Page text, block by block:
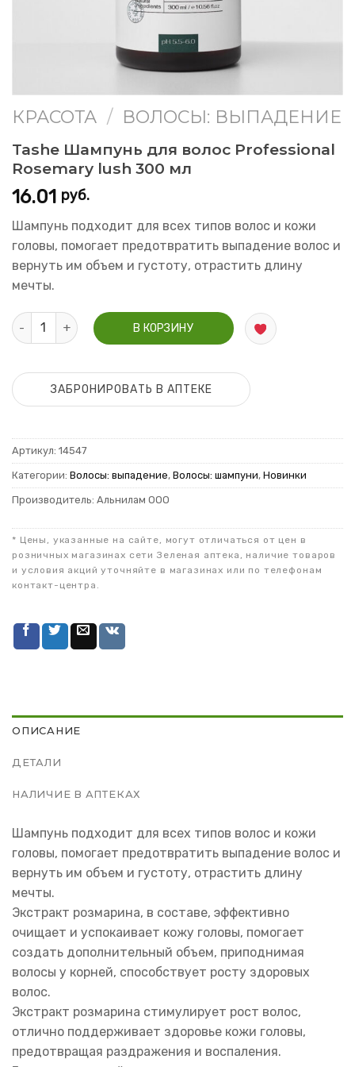
КРАСОТА / ВОЛОСЫ: ВЫПАДЕНИЕ
Tashe Шампунь для волос Professional
Rosemary lush 300 мл
16.01 руб.
Шампунь подходит для всех типов волос и кожи
головы, помогает предотвратить выпадение волос и
вернуть им объем и густоту, отрастить длину
мечты.
Количество Tashe Шампунь для волос Professional Rosemary
В КОРЗИНУ
ЗАБРОНИРОВАТЬ В АПТЕКЕ
Артикул: 14547
Категории: Волосы: выпадение, Волосы: шампуни, Новинки
Производитель: Альнилам ООО
* Цены, указанные на сайте, могут отличаться от цен в
розничных магазинах сети Зеленая аптека, наличие товаров
и условия акций уточняйте в магазинах или по телефонам
контакт-центра.
ОПИСАНИЕ
ДЕТАЛИ
НАЛИЧИЕ В АПТЕКАХ
Шампунь подходит для всех типов волос и кожи
головы, помогает предотвратить выпадение волос и
вернуть им объем и густоту, отрастить длину
мечты.
Экстракт розмарина, в составе, эффективно
очищает и успокаивает кожу головы, помогает
создать дополнительный объем, приподнимая
волосы у корней, способствует росту здоровых
волос.
Экстракт розмарина стимулирует рост волос,
отлично поддерживает здоровье кожи головы,
предотвращая раздражения и воспаления.